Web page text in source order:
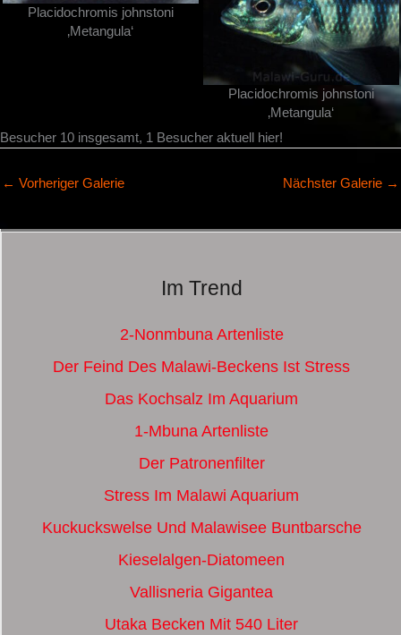
Placidochromis johnstoni
‚Metangula‘
Placidochromis johnstoni
‚Metangula‘
Besucher 10 insgesamt, 1 Besucher aktuell hier!
← Vorheriger Galerie Nächster Galerie →
Im Trend
2-Nonmbuna Artenliste
Der Feind Des Malawi-Beckens Ist Stress
Das Kochsalz Im Aquarium
1-Mbuna Artenliste
Der Patronenfilter
Stress Im Malawi Aquarium
Kuckuckswelse Und Malawisee Buntbarsche
Kieselalgen-Diatomeen
Vallisneria Gigantea
Utaka Becken Mit 540 Liter